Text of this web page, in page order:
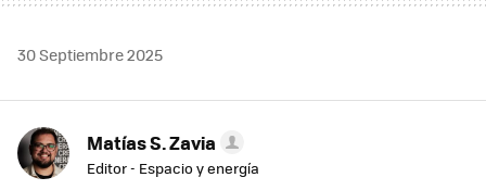
30 Septiembre 2025
Matías S. Zavia
Editor - Espacio y energía